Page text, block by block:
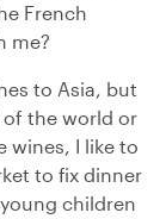
French
me?
to Asia, but
the world or
wines, I like to
to fix dinner
children